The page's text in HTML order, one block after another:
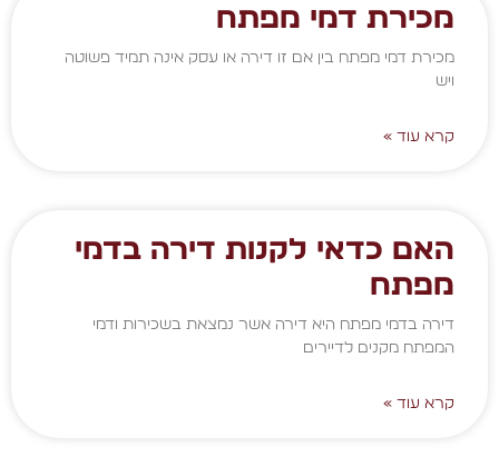
מכירת דמי מפתח
מכירת דמי מפתח בין אם זו דירה או עסק אינה תמיד פשוטה
ויש
קרא עוד »
האם כדאי לקנות דירה בדמי
מפתח
דירה בדמי מפתח היא דירה אשר נמצאת בשכירות ודמי
המפתח מקנים לדיירים
קרא עוד »